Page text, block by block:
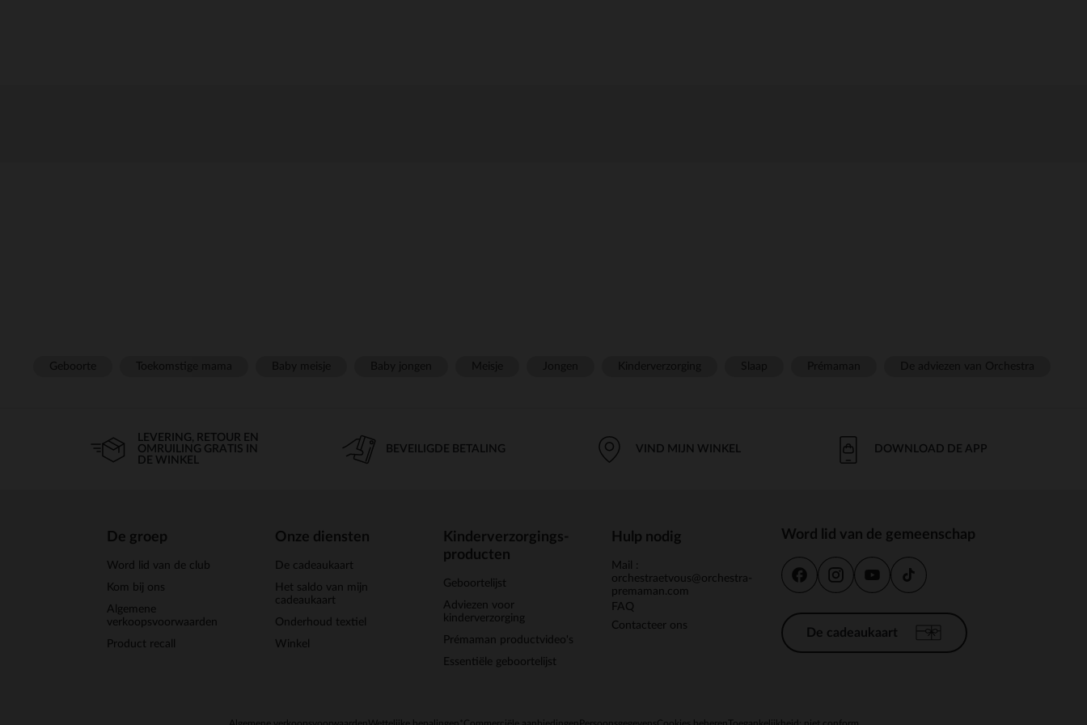
LEVERING, RETOUR EN
OMRUILING GRATIS IN
DE WINKEL
BEVEILIGDE BETALING VIND MIJN WINKEL DOWNLOAD DE APP
De groep
Word lid van de club
Kom bij ons
Algemene
verkoopsvoorwaarden
Product recall
Onze diensten
De cadeaukaart
Het saldo van mijn
cadeaukaart
Onderhoud textiel
Winkel
Kinderverzorgings-
producten
Geboortelijst
Adviezen voor
kinderverzorging
Prémaman productvideo's
Essentiële geboortelijst
Hulp nodig
Mail :
orchestraetvous@orchestra-
premaman.com
FAQ
Contacteer ons
Word lid van de gemeenschap
De cadeaukaart